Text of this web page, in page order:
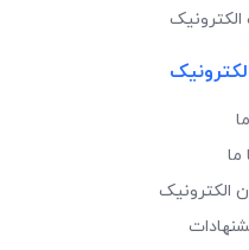
ما
الکترونیک